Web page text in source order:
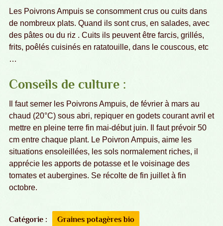
Les Poivrons Ampuis se consomment crus ou cuits dans
de nombreux plats. Quand ils sont crus, en salades, avec
des pâtes ou du riz . Cuits ils peuvent être farcis, grillés,
frits, poêlés cuisinés en ratatouille, dans le couscous, etc
…
Conseils de culture :
Il faut semer les Poivrons Ampuis, de février à mars au
chaud (20°C) sous abri, repiquer en godets courant avril et
mettre en pleine terre fin mai-début juin. Il faut prévoir 50
cm entre chaque plant. Le Poivron Ampuis, aime les
situations ensoleillées, les sols normalement riches, il
apprécie les apports de potasse et le voisinage des
tomates et aubergines. Se récolte de fin juillet à fin
octobre.
Catégorie : Graines potagères bio